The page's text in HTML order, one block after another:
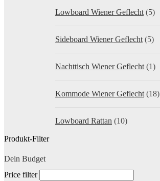
Lowboard Wiener Geflecht (5)
Sideboard Wiener Geflecht (5)
Nachttisch Wiener Geflecht (1)
Kommode Wiener Geflecht (18)
Lowboard Rattan (10)
Produkt-Filter
Dein Budget
Price filter